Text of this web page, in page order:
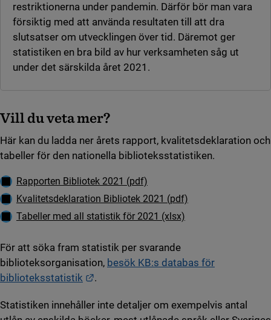
restriktionerna under pandemin. Därför bör man vara
försiktig med att använda resultaten till att dra
slutsatser om utvecklingen över tid. Däremot ger
statistiken en bra bild av hur verksamheten såg ut
under det särskilda året 2021.
Vill du veta mer?
Här kan du ladda ner årets rapport, kvalitetsdeklaration och
tabeller för den nationella biblioteksstatistiken.
Ladda ner
Rapporten Bibliotek 2021 (pdf)
Ladda ner
Kvalitetsdeklaration Bibliotek 2021 (pdf)
Ladda ner
Tabeller med all statistik för 2021 (xlsx)
För att söka fram statistik per svarande
biblioteksorganisation, besök KB:s databas för
biblioteksstatistik
Länk till annan webbplats.
.
Statistiken innehåller inte detaljer om exempelvis antal